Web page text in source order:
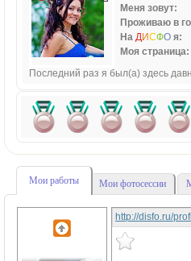
Меня зовут:
Проживаю в
На ДИСФО я:
Моя страница:
Последний раз я был(а) здесь
Мои работы Мои фотосессии
http://disfo.ru/